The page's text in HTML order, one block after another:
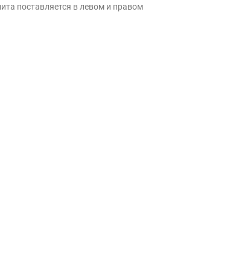
поставляется в левом и правом